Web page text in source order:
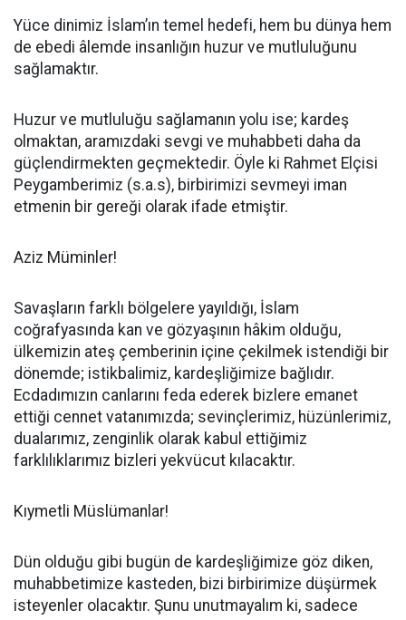
Yüce dinimiz İslam’ın temel hedefi, hem bu dünya hem
de ebedi âlemde insanlığın huzur ve mutluluğunu
sağlamaktır.
Huzur ve mutluluğu sağlamanın yolu ise; kardeş
olmaktan, aramızdaki sevgi ve muhabbeti daha da
güçlendirmekten geçmektedir. Öyle ki Rahmet Elçisi
Peygamberimiz (s.a.s), birbirimizi sevmeyi iman
etmenin bir gereği olarak ifade etmiştir.
Aziz Müminler!
Savaşların farklı bölgelere yayıldığı, İslam
coğrafyasında kan ve gözyaşının hâkim olduğu,
ülkemizin ateş çemberinin içine çekilmek istendiği bir
dönemde; istikbalimiz, kardeşliğimize bağlıdır.
Ecdadımızın canlarını feda ederek bizlere emanet
ettiği cennet vatanımızda; sevinçlerimiz, hüzünlerimiz,
dualarımız, zenginlik olarak kabul ettiğimiz
farklılıklarımız bizleri yekvücut kılacaktır.
Kıymetli Müslümanlar!
Dün olduğu gibi bugün de kardeşliğimize göz diken,
muhabbetimize kasteden, bizi birbirimize düşürmek
isteyenler olacaktır. Şunu unutmayalım ki, sadece